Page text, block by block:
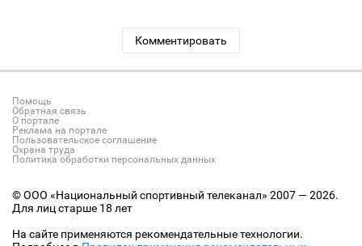
Комментировать
Помощь
Обратная связь
О портале
Реклама на портале
Пользовательское соглашение
Охрана труда
Политика обработки персональных данных
© ООО «Национальный спортивный телеканал» 2007 — 2026.
Для лиц старше 18 лет
На сайте применяются рекомендательные технологии.